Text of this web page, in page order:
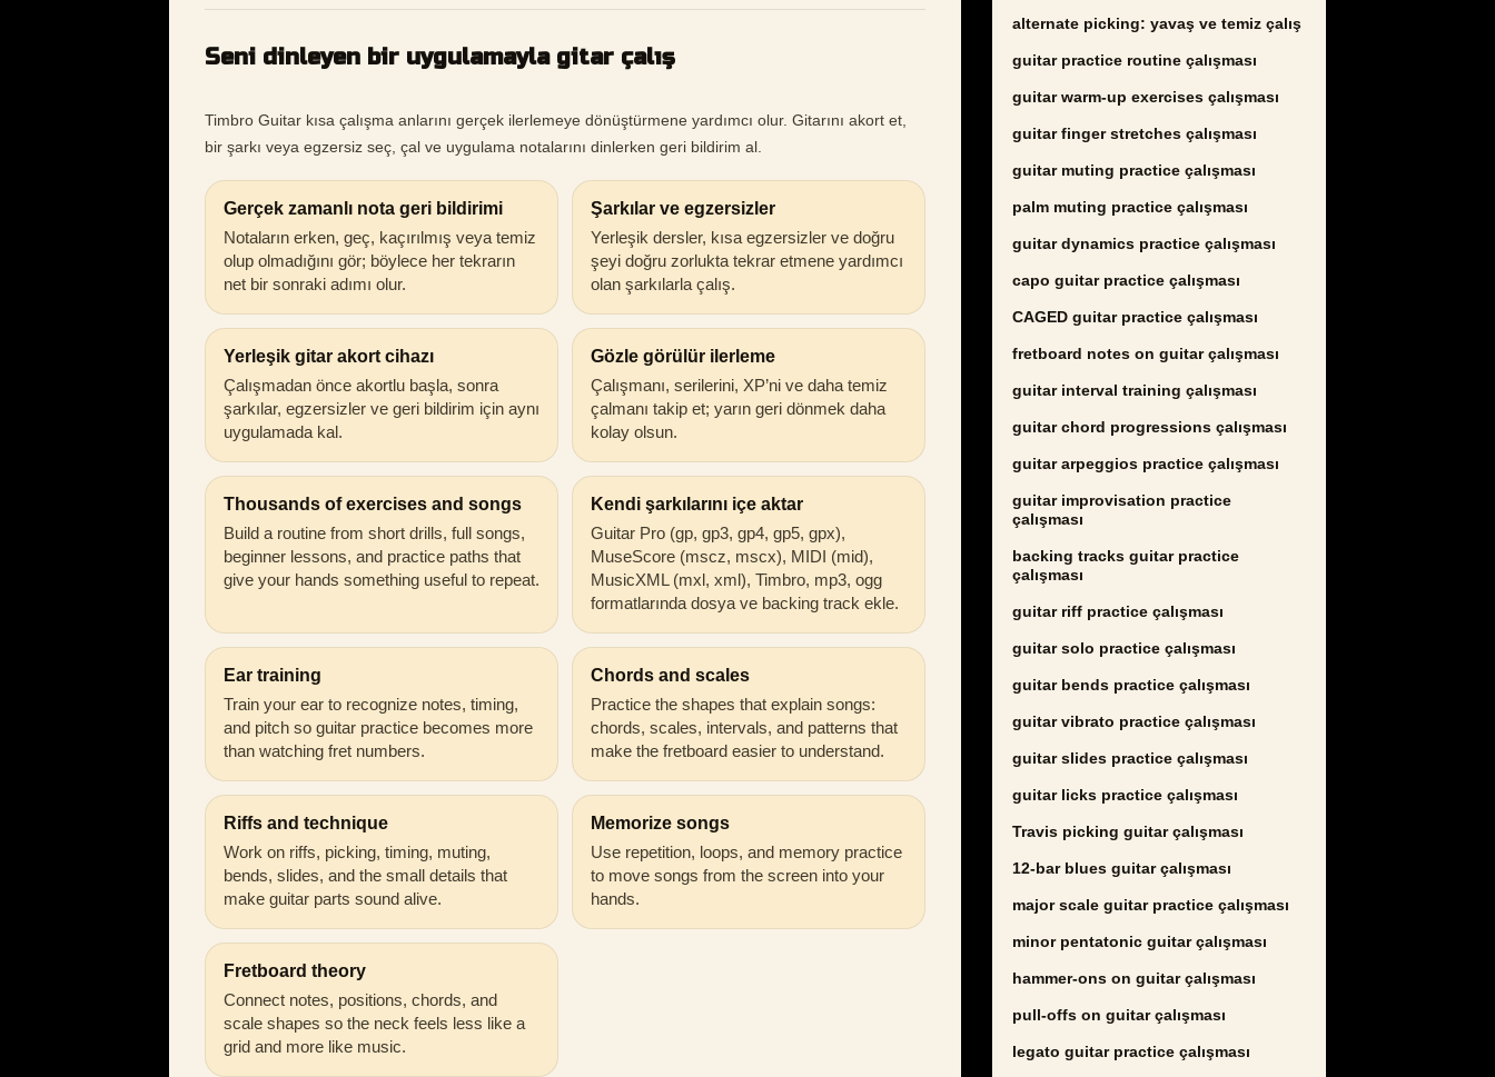
Seni dinleyen bir uygulamayla gitar çalış
Timbro Guitar kısa çalışma anlarını gerçek ilerlemeye dönüştürmene yardımcı olur. Gitarını akort et,
bir şarkı veya egzersiz seç, çal ve uygulama notalarını dinlerken geri bildirim al.
Gerçek zamanlı nota geri bildirimi
Notaların erken, geç, kaçırılmış veya temiz
olup olmadığını gör; böylece her tekrarın
net bir sonraki adımı olur.
Şarkılar ve egzersizler
Yerleşik dersler, kısa egzersizler ve doğru
şeyi doğru zorlukta tekrar etmene yardımcı
olan şarkılarla çalış.
Yerleşik gitar akort cihazı
Çalışmadan önce akortlu başla, sonra
şarkılar, egzersizler ve geri bildirim için aynı
uygulamada kal.
Gözle görülür ilerleme
Çalışmanı, serilerini, XP’ni ve daha temiz
çalmanı takip et; yarın geri dönmek daha
kolay olsun.
Thousands of exercises and songs
Build a routine from short drills, full songs,
beginner lessons, and practice paths that
give your hands something useful to repeat.
Kendi şarkılarını içe aktar
Guitar Pro (gp, gp3, gp4, gp5, gpx),
MuseScore (mscz, mscx), MIDI (mid),
MusicXML (mxl, xml), Timbro, mp3, ogg
formatlarında dosya ve backing track ekle.
Ear training
Train your ear to recognize notes, timing,
and pitch so guitar practice becomes more
than watching fret numbers.
Chords and scales
Practice the shapes that explain songs:
chords, scales, intervals, and patterns that
make the fretboard easier to understand.
Riffs and technique
Work on riffs, picking, timing, muting,
bends, slides, and the small details that
make guitar parts sound alive.
Memorize songs
Use repetition, loops, and memory practice
to move songs from the screen into your
hands.
Fretboard theory
Connect notes, positions, chords, and
scale shapes so the neck feels less like a
grid and more like music.
alternate picking: yavaş ve temiz çalış
guitar practice routine çalışması
guitar warm-up exercises çalışması
guitar finger stretches çalışması
guitar muting practice çalışması
palm muting practice çalışması
guitar dynamics practice çalışması
capo guitar practice çalışması
CAGED guitar practice çalışması
fretboard notes on guitar çalışması
guitar interval training çalışması
guitar chord progressions çalışması
guitar arpeggios practice çalışması
guitar improvisation practice
çalışması
backing tracks guitar practice
çalışması
guitar riff practice çalışması
guitar solo practice çalışması
guitar bends practice çalışması
guitar vibrato practice çalışması
guitar slides practice çalışması
guitar licks practice çalışması
Travis picking guitar çalışması
12-bar blues guitar çalışması
major scale guitar practice çalışması
minor pentatonic guitar çalışması
hammer-ons on guitar çalışması
pull-offs on guitar çalışması
legato guitar practice çalışması